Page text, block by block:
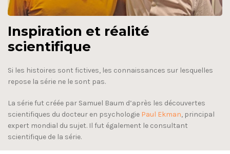
Inspiration et réalité
scientifique
Si les histoires sont fictives, les connaissances sur lesquelles
repose la série ne le sont pas.
La série fut créée par Samuel Baum d’après les découvertes
scientifiques du docteur en psychologie Paul Ekman, principal
expert mondial du sujet. Il fut également le consultant
scientifique de la série.